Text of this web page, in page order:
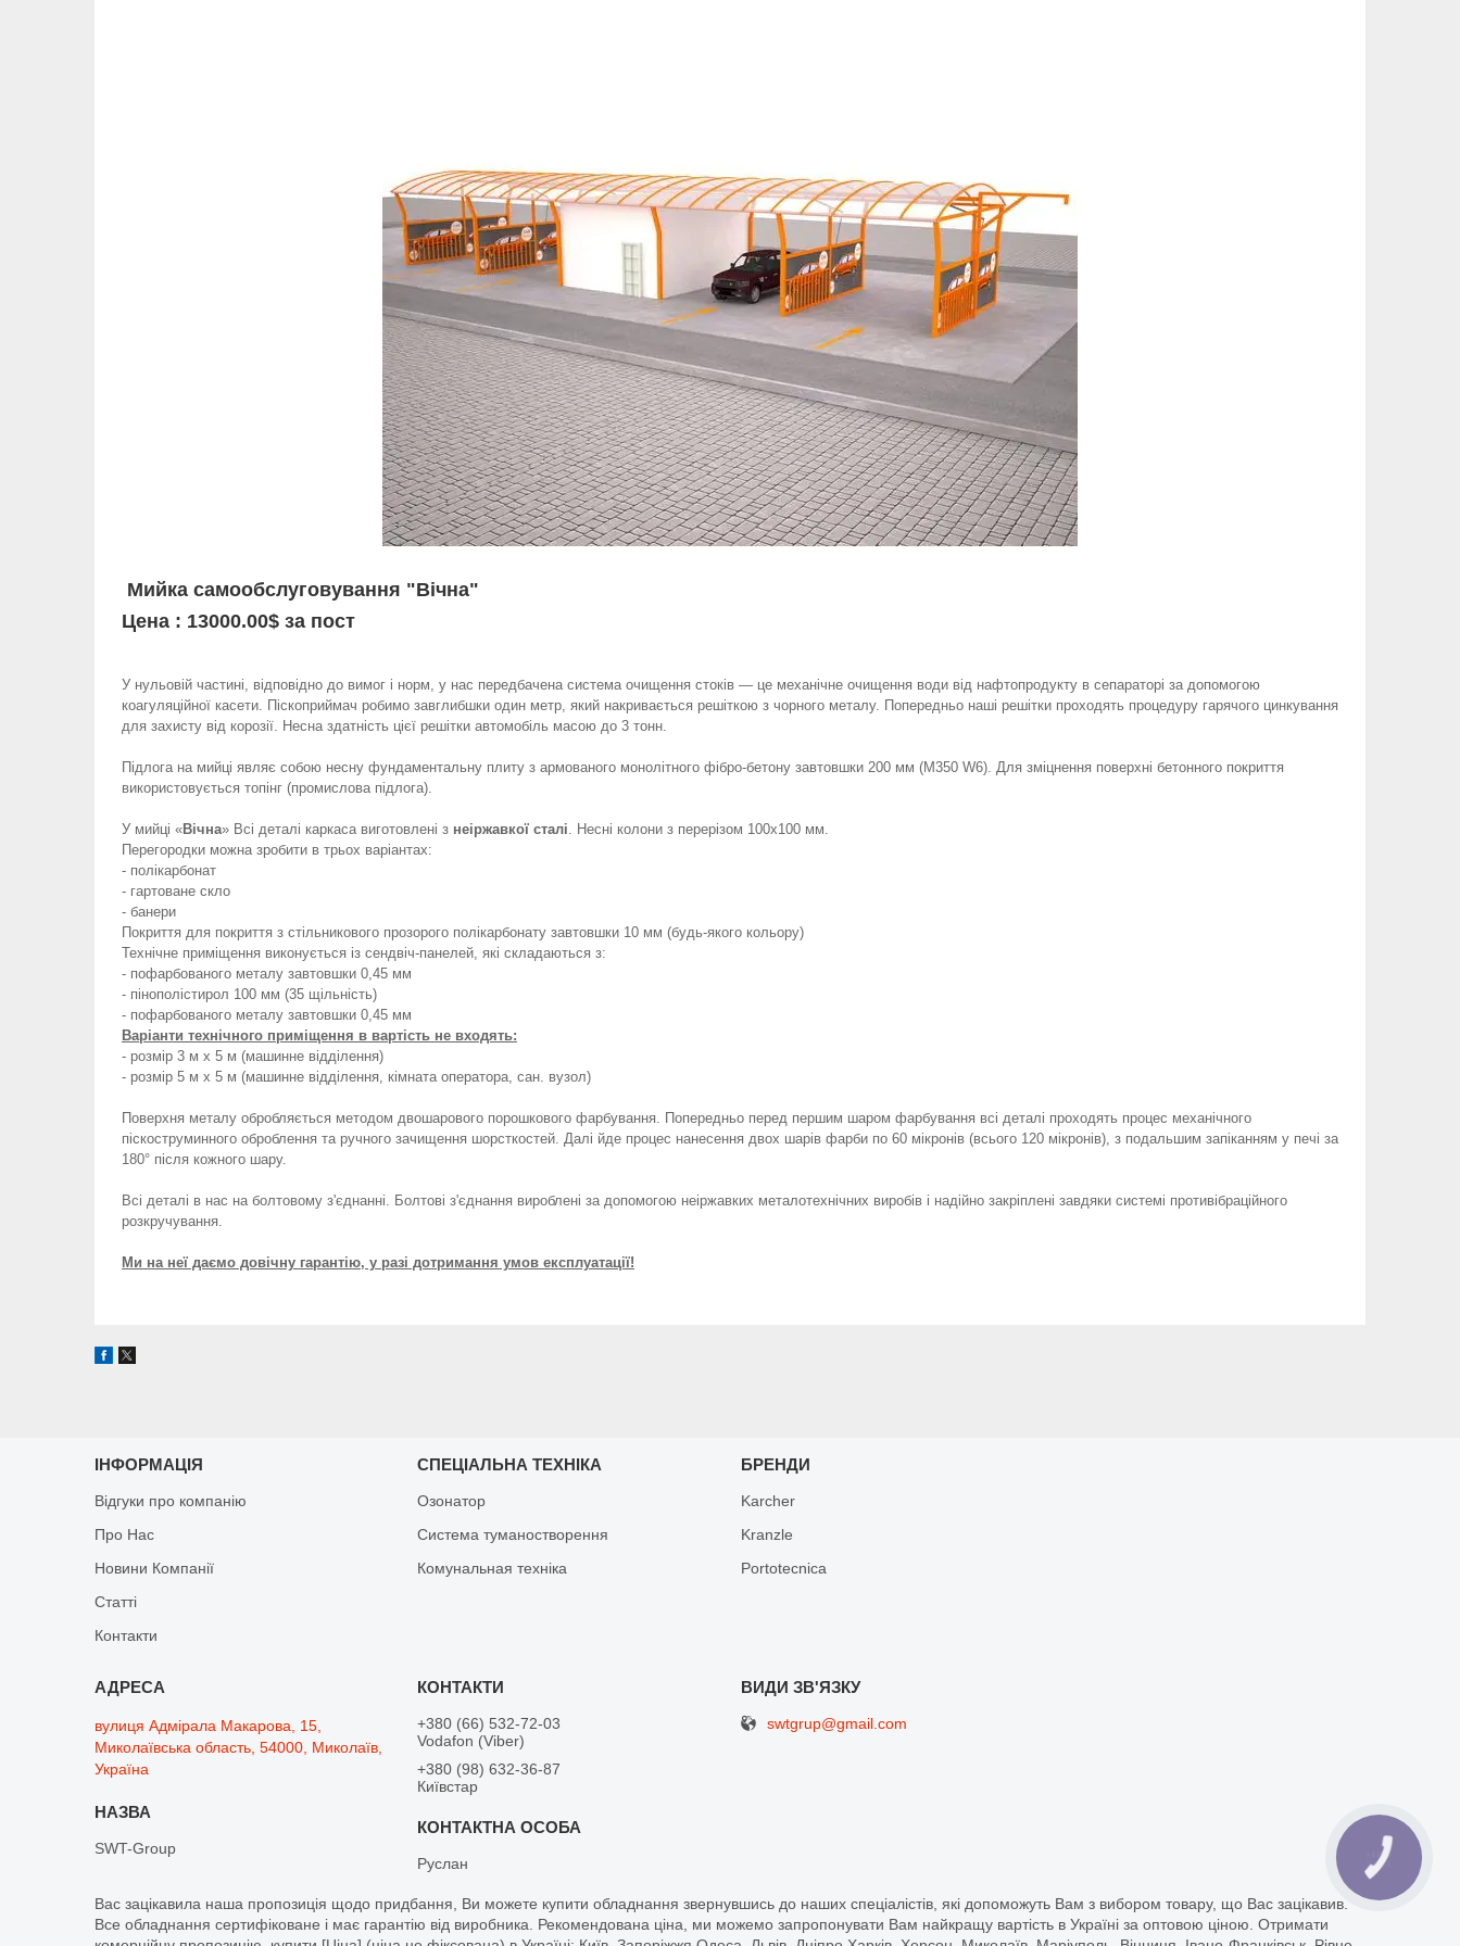
Мийка самообслуговування "Вічна"
Цена : 13000.00$ за пост
У нульовій частині, відповідно до вимог і норм, у нас передбачена система очищення стоків — це механічне очищення води від нафтопродукту в сепараторі за допомогою
коагуляційної касети. Піскоприймач робимо завглибшки один метр, який накривається решіткою з чорного металу. Попередньо наші решітки проходять процедуру гарячого цинкування
для захисту від корозії. Несна здатність цієї решітки автомобіль масою до 3 тонн.
Підлога на мийці являє собою несну фундаментальну плиту з армованого монолітного фібро-бетону завтовшки 200 мм (М350 W6). Для зміцнення поверхні бетонного покриття
використовується топінг (промислова підлога).
У мийці «Вічна» Всі деталі каркаса виготовлені з неіржавкої сталі . Несні колони з перерізом 100х100 мм.
Перегородки можна зробити в трьох варіантах:
- полікарбонат
- гартоване скло
- банери
Покриття для покриття з стільникового прозорого полікарбонату завтовшки 10 мм (будь-якого кольору)
Технічне приміщення виконується із сендвіч-панелей, які складаються з:
- пофарбованого металу завтовшки 0,45 мм
- пінополістирол 100 мм (35 щільність)
- пофарбованого металу завтовшки 0,45 мм
Варіанти технічного приміщення в вартість не входять:
- розмір 3 м х 5 м (машинне відділення)
- розмір 5 м х 5 м (машинне відділення, кімната оператора, сан. вузол)
Поверхня металу обробляється методом двошарового порошкового фарбування. Попередньо перед першим шаром фарбування всі деталі проходять процес механічного
піскоструминного оброблення та ручного зачищення шорсткостей. Далі йде процес нанесення двох шарів фарби по 60 мікронів (всього 120 мікронів), з подальшим запіканням у печі за
180° після кожного шару.
Всі деталі в нас на болтовому з'єднанні. Болтові з'єднання вироблені за допомогою неіржавких металотехнічних виробів і надійно закріплені завдяки системі противібраційного
розкручування.
Ми на неї даємо довічну гарантію, у разі дотримання умов експлуатації!
ІНФОРМАЦІЯ
Відгуки про компанію
Про Нас
Новини Компанії
Статті
Контакти
СПЕЦІАЛЬНА ТЕХНІКА
Озонатор
Система туманостворення
Комунальная техніка
БРЕНДИ
Karcher
Kranzle
Portotecnica
вулиця Адмірала Макарова, 15,
Миколаївська область, 54000, Миколаїв,
Україна
SWT-Group
+380 (66) 532-72-03
Vodafon (Viber)
+380 (98) 632-36-87
Київстар
Руслан
swtgrup@gmail.com
Вас зацікавила наша пропозиція щодо придбання, Ви можете купити обладнання звернувшись до наших спеціалістів, які допоможуть Вам з вибором товару, що Вас зацікавив.
Все обладнання сертифіковане і має гарантію від виробника. Рекомендована ціна, ми можемо запропонувати Вам найкращу вартість в Україні за оптовою ціною. Отримати